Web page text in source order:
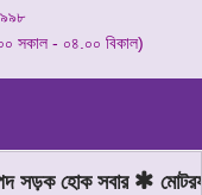
সকাল - ০৪.০০ বিকাল)
সড়ক হোক সবার